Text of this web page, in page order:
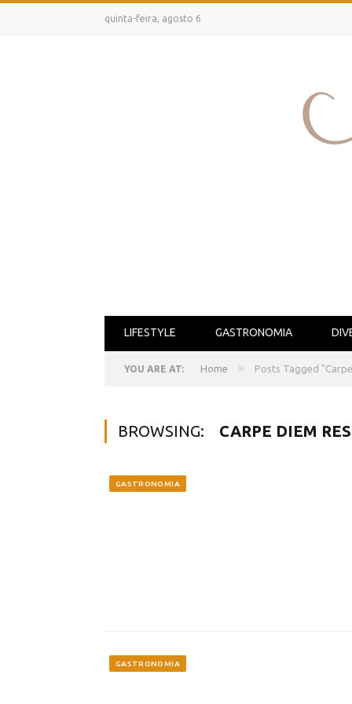
quinta-feira, agosto 6
LIFESTYLE GASTRONOMIA
YOU ARE AT: Home » Posts Tagged
BROWSING: CARPE DIEM
GASTRONOMIA
GASTRONOMIA